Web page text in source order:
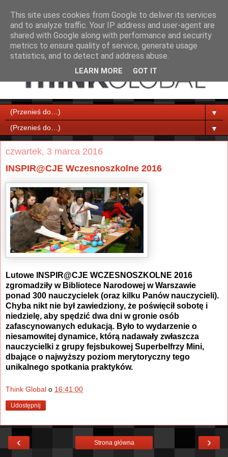
▼
▼
czwartek, 3 marca 2016
INSPIR@CJE Wczesnoszkolne 2016
Lutowe INSPIR@CJE WCZESNOSZKOLNE 2016
zgromadziły w Bibliotece Narodowej w Warszawie
ponad 300 nauczycielek (oraz kilku Panów nauczycieli).
Chyba nikt nie był zawiedziony, że poświęcił sobotę i
niedzielę, aby spędzić dwa dni w gronie osób
zafascynowanych edukacją. Było to wydarzenie o
niesamowitej dynamice, którą nadawały zwłaszcza
nauczycielki z grupy fejsbukowej Superbelfrzy Mini,
dbające o najwyższy poziom merytoryczny tego
unikalnego spotkania praktyków.
Think Global o 16:41:00
Udostępnij
‹ ›
Strona główna
This site uses cookies from Google to deliver its services
and to analyze traffic. Your IP address and user-agent are
shared with Google along with performance and security
metrics to ensure quality of service, generate usage
statistics, and to detect and address abuse.
LEARN MORE GOT IT